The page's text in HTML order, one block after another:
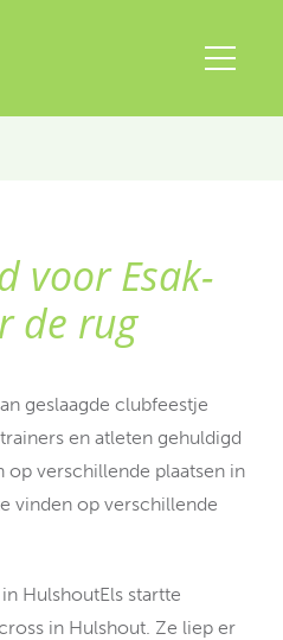
voor Esak-
de rug
geslaagde clubfeestje
en atleten gehuldigd
verschillende plaatsen in
vinden op verschillende
HulshoutEls startte
in Hulshout. Ze liep er